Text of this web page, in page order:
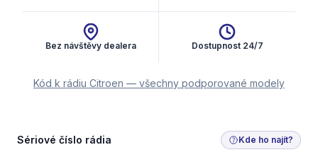
Bez návštěvy dealera Dostupnost 24/7
Kód k rádiu Citroen — všechny podporované modely
Získat kód rádia
Sériové číslo rádia Kde ho najít?